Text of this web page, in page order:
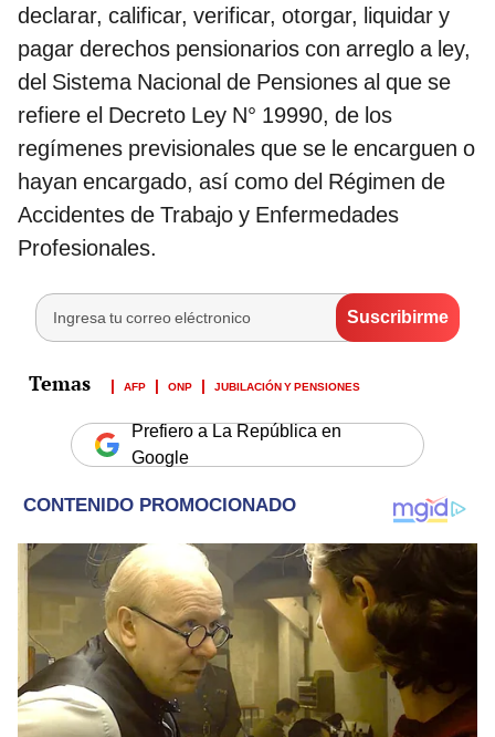
declarar, calificar, verificar, otorgar, liquidar y
pagar derechos pensionarios con arreglo a ley,
del Sistema Nacional de Pensiones al que se
refiere el Decreto Ley N° 19990, de los
regímenes previsionales que se le encarguen o
hayan encargado, así como del Régimen de
Accidentes de Trabajo y Enfermedades
Profesionales.
AFP ONP JUBILACIÓN Y PENSIONES
Prefiero a La República en
Google